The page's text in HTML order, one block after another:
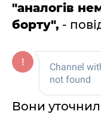
"аналогів
борту", -
Вони